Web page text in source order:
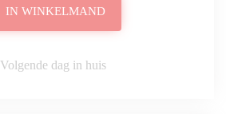
IN WINKELMAND
Volgende dag in huis